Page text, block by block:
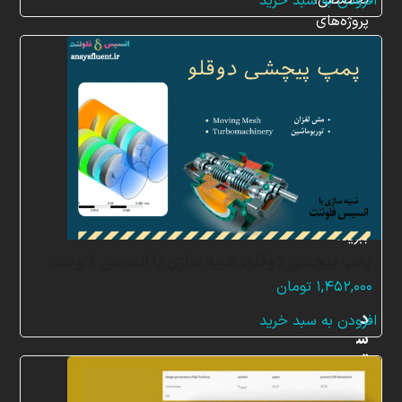
۱,۴۵۲,۰۰۰ تومان
افزودن به سبد خرید
پروژه‌های
شبیه
سازی
کامل
بهره
ببرید.
د
س
ت
ر